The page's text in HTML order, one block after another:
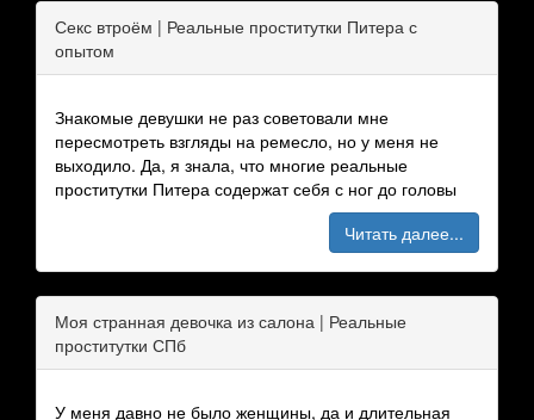
Секс втроём | Реальные проститутки Питера с
опытом
Знакомые девушки не раз советовали мне
пересмотреть взгляды на ремесло, но у меня не
выходило. Да, я знала, что многие реальные
проститутки Питера содержат себя с ног до головы
Читать далее...
Моя странная девочка из салона | Реальные
проститутки СПб
У меня давно не было женщины, да и длительная